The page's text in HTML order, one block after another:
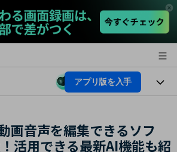
アプリ版を入手
画音声を編集できるソフ
活用できる最新AI機能も紹